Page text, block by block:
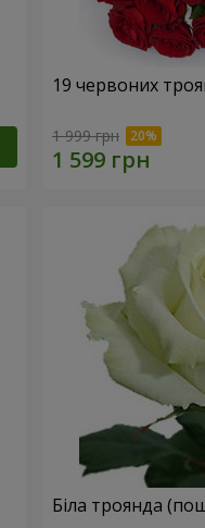
19 червоних
1 999 грн
Біла троянда